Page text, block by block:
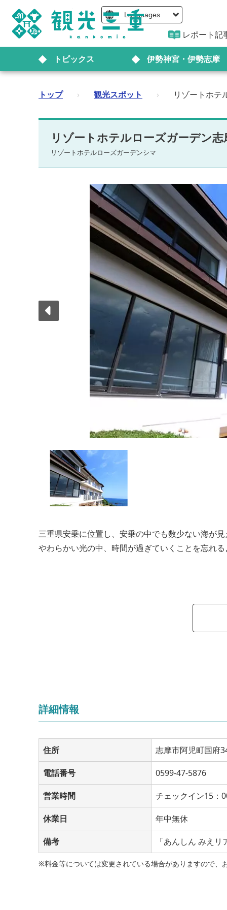
Languages
レポート記
トピックス 伊勢神宮・伊勢志摩
トップ › 観光スポット › リゾートホテ
リゾートホテルローズガーデン志
リゾートホテルローズガーデンシマ
三重県安乗に位置し、安乗の中でも数少ない海が
やわらかい光の中、時間が過ぎていくことを忘れ
詳細情報
住所 志摩市阿児町国府
電話番号 0599-47-5876
営業時間 チェックイン15
休業日 年中無休
備考 「あんしん みえリ
※料金等については変更されている場合がありますので、